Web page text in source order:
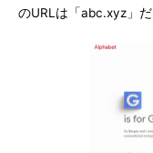
のURLは「abc.xyz」だ